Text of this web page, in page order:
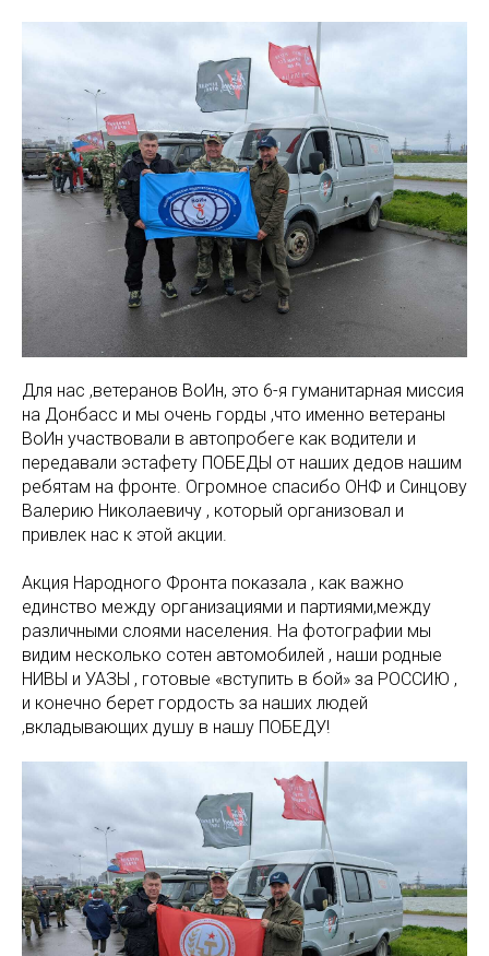
Для нас ,ветеранов ВоИн, это 6-я гуманитарная миссия
на Донбасс и мы очень горды ,что именно ветераны
ВоИн участвовали в автопробеге как водители и
передавали эстафету ПОБЕДЫ от наших дедов нашим
ребятам на фронте. Огромное спасибо ОНФ и Синцову
Валерию Николаевичу , который организовал и
привлек нас к этой акции.
Акция Народного Фронта показала , как важно
единство между организациями и партиями,между
различными слоями населения. На фотографии мы
видим несколько сотен автомобилей , наши родные
НИВЫ и УАЗЫ , готовые «вступить в бой» за РОССИЮ ,
и конечно берет гордость за наших людей
,вкладывающих душу в нашу ПОБЕДУ!